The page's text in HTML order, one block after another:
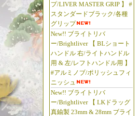
プ/LIVER MASTER GRIP 】 #
スタンダードブラック/各種
グリップ
New!! ブライトリバ
ー/Brightliver 【 BLショート
ハンドル 右/ライトハンドル
用 & 左/レフトハンドル用 】
#アルミノブ/ポリッシュフィ
ニッシュ
New!! ブライトリバ
ー/Brightliver 【 LKドラッグ
真鍮製 23mm & 28mm ブライ